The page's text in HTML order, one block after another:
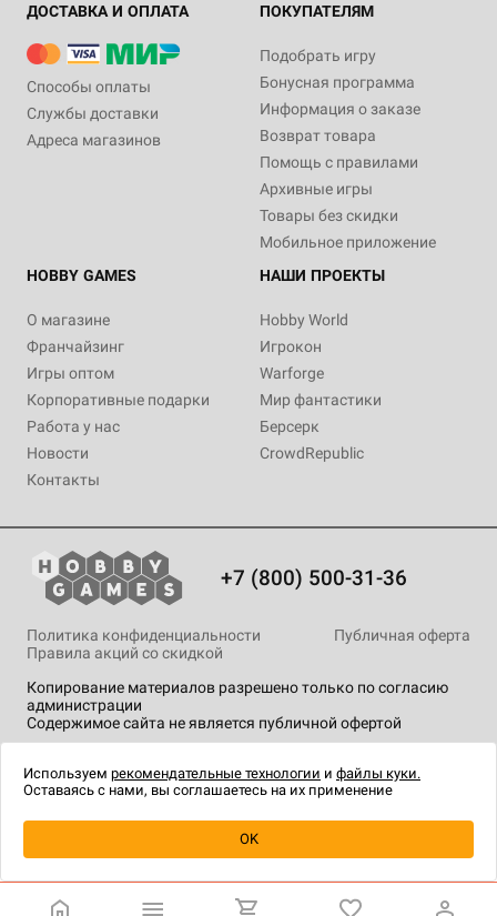
Уведомить о наличии
ДОСТАВКА И ОПЛАТА
Способы оплаты
Службы доставки
Адреса магазинов
ПОКУПАТЕЛЯМ
Подобрать игру
Бонусная программа
Информация о заказе
Возврат товара
Помощь с правилами
Архивные игры
Товары без скидки
Мобильное приложение
HOBBY GAMES
О магазине
Франчайзинг
Игры оптом
Корпоративные подарки
Работа у нас
Новости
Контакты
НАШИ ПРОЕКТЫ
Hobby World
Игрокон
Warforge
Мир фантастики
Берсерк
CrowdRepublic
+7 (800) 500-31-36
Копирование материалов разрешено только по согласию
администрации
Содержимое сайта не является публичной офертой
Политика конфиденциальности
Публичная оферта
Правила акций со скидкой
технологии.
Используем рекомендательные технологии и файлы куки.
Оставаясь с нами, вы соглашаетесь на их применение
OK